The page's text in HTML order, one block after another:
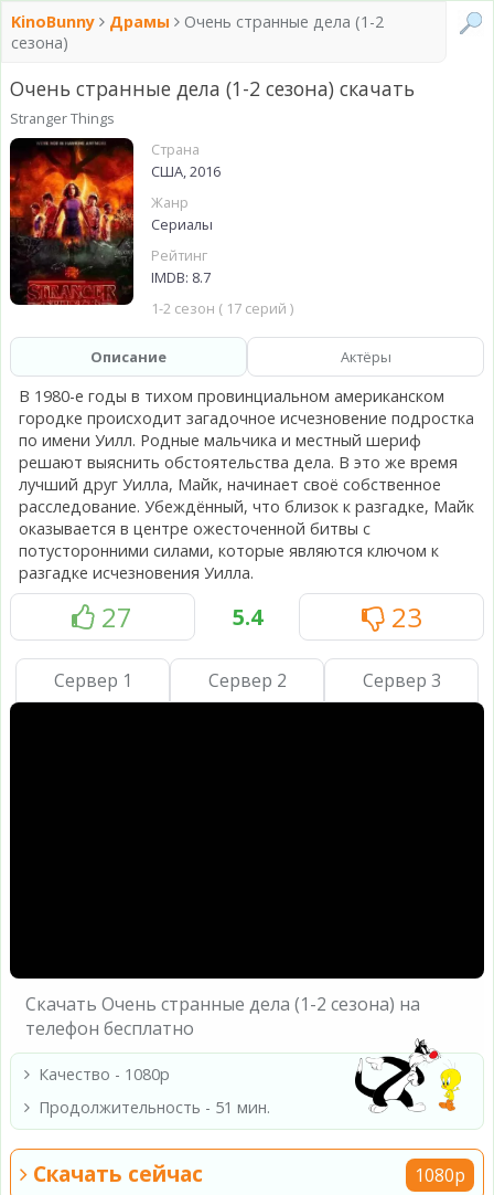
KinoBunny Драмы
Очень странные дела (1-2
сезона)
Очень странные дела (1-2 сезона) скачать
Stranger Things
Страна
США, 2016
Жанр
Сериалы
Рейтинг
IMDB: 8.7
1-2 сезон ( 17 серий )
Описание Актёры
В 1980-е годы в тихом провинциальном американском
городке происходит загадочное исчезновение подростка
по имени Уилл. Родные мальчика и местный шериф
решают выяснить обстоятельства дела. В это же время
лучший друг Уилла, Майк, начинает своё собственное
расследование. Убеждённый, что близок к разгадке, Майк
оказывается в центре ожесточенной битвы с
потусторонними силами, которые являются ключом к
разгадке исчезновения Уилла.
27 5.4 23
Сервер 1 Сервер 2 Сервер 3
Скачать Очень странные дела (1-2 сезона) на
телефон бесплатно
Качество - 1080p
Продолжительность - 51 мин.
Скачать сейчас 1080p